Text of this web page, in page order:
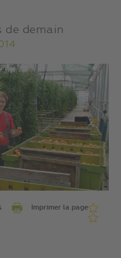
de demain
Imprimer la page